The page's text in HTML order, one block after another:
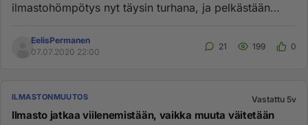
ilmastohömpötys nyt täysin turhana, ja pelkästään
EelisPermanen
07.07.2020 22:00
21 199 0
ILMASTONMUUTOS Vastattu 5v
Ilmasto jatkaa viilenemistään, vaikka muuta väitetään